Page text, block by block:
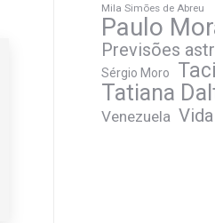
Mila Simões de Abreu
Paulo
Previsões
Sérgio Moro
Tatiana
Venezuela